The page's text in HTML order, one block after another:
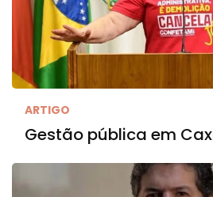
ARTIGO
Gestão pública em